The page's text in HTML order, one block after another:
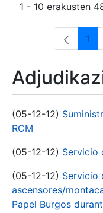
1 - 10 erakusten
1
(05-12-12)
RCM
(05-12-12) Servicio
(05-12-12) Servicio
ascensores/
Papel Burgos